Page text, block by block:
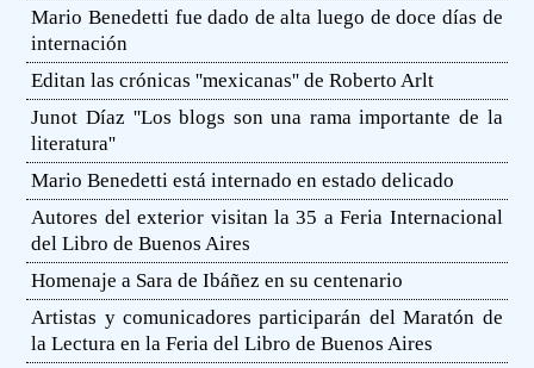
Mario Benedetti fue dado de alta luego de doce días de
internación
Editan las crónicas ''mexicanas'' de Roberto Arlt
Junot Díaz ''Los blogs son una rama importante de la
literatura''
Mario Benedetti está internado en estado delicado
Autores del exterior visitan la 35 a Feria Internacional
del Libro de Buenos Aires
Homenaje a Sara de Ibáñez en su centenario
Artistas y comunicadores participarán del Maratón de
la Lectura en la Feria del Libro de Buenos Aires